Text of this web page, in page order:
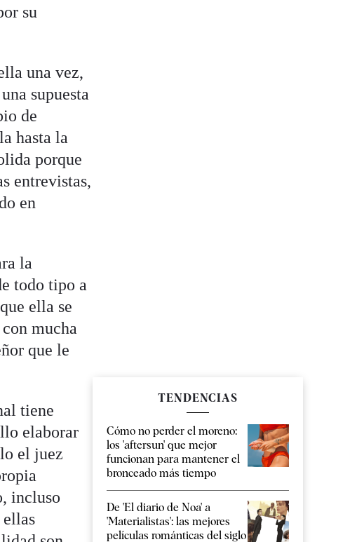
su
una vez,
supuesta
de
hasta la
porque
entrevistas,
en
la
todo tipo a
ella se
mucha
que le
tiene
elaborar
el juez
incluso
TENDENCIAS
Cómo no perder el moreno:
los 'aftersun' que mejor
funcionan para mantener el
bronceado más tiempo
De 'El diario de Noa' a
'Materialistas': las mejores
películas románticas del siglo